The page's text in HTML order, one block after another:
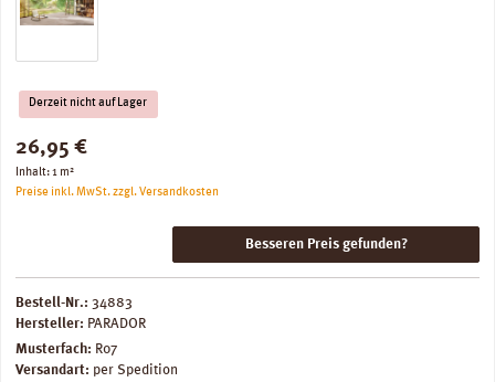
Derzeit nicht auf Lager
Regulärer Preis:
26,95 €
Inhalt:1 m²
Preise inkl. MwSt. zzgl. Versandkosten
Besseren Preis gefunden?
Bestell-Nr.: 34883
Hersteller: PARADOR
Musterfach: R07
Versandart: per Spedition